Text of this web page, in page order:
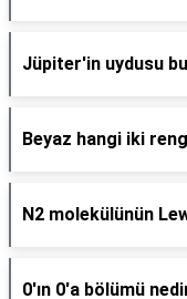
Jüpiter'in uydusu
Beyaz hangi iki
N2 molekülünün
0'ın 0'a bölümü